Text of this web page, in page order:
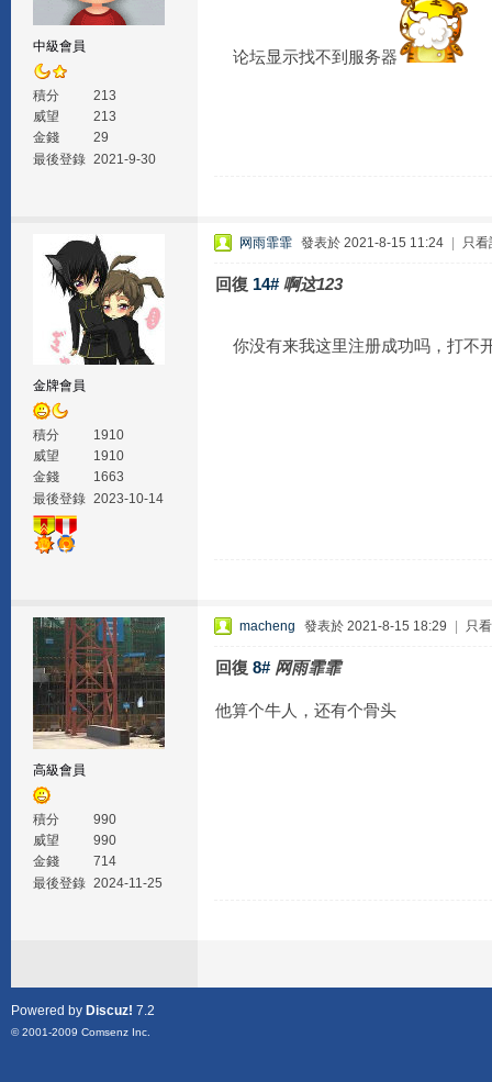
中級會員
積分
213
威望
213
金錢
29
最後登錄 2021-9-30
论坛显示找不到服务器
金牌會員
積分
1910
威望
1910
金錢
1663
最後登錄 2023-10-14
网雨霏霏 發表於 2021-8-15 11:24 只看
回復 14# 啊这123
你没有来我这里注册成功吗，打不
高級會員
積分
990
威望
990
金錢
714
最後登錄 2024-11-25
macheng 發表於 2021-8-15 18:29 只
回復 8# 网雨霏霏
他算个牛人，还有个骨头
Powered by Discuz! 7.2
© 2001-2009 Comsenz Inc.